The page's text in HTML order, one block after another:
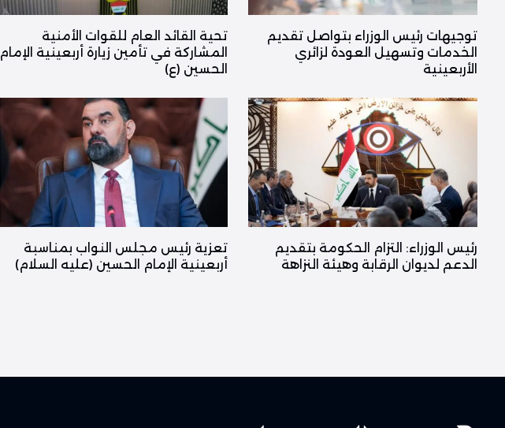
توجيهات رئيس الوزراء بتواصل تقديم
الخدمات وتسهيل العودة لزائري
الأربعينية
تحية القائد العام للقوات الأمنية
المشاركة في تأمين زيارة أربعينية الإمام
الحسين (ع)
رئيس الوزراء: التزام الحكومة بتقديم
الدعم لديوان الرقابة وهيئة النزاهة
تعزية رئيس مجلس النواب بمناسبة
أربعينية الإمام الحسين (عليه السلام)